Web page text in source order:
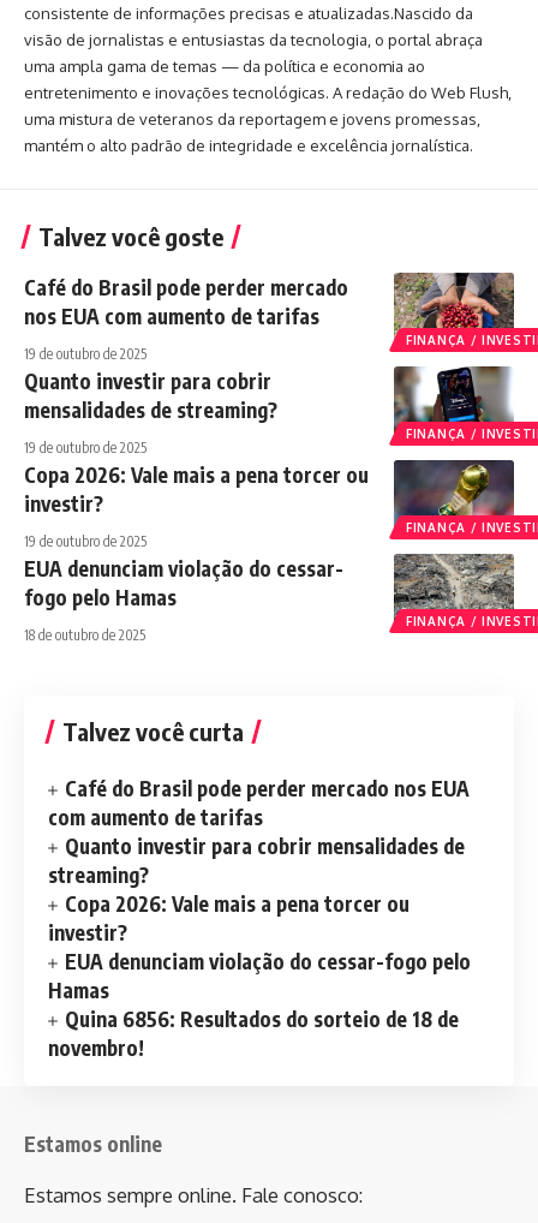
consistente de informações precisas e atualizadas.Nascido da
visão de jornalistas e entusiastas da tecnologia, o portal abraça
uma ampla gama de temas — da política e economia ao
entretenimento e inovações tecnológicas. A redação do Web Flush,
uma mistura de veteranos da reportagem e jovens promessas,
mantém o alto padrão de integridade e excelência jornalística.
Talvez você goste
FINANÇA /
Café do Brasil pode perder mercado
nos EUA com aumento de tarifas
19 de outubro de 2025
FINANÇA /
Quanto investir para cobrir
mensalidades de streaming?
19 de outubro de 2025
FINANÇA /
Copa 2026: Vale mais a pena torcer ou
investir?
19 de outubro de 2025
FINANÇA /
EUA denunciam violação do cessar-
fogo pelo Hamas
18 de outubro de 2025
Talvez você curta
Café do Brasil pode perder mercado nos EUA
com aumento de tarifas
Quanto investir para cobrir mensalidades de
streaming?
Copa 2026: Vale mais a pena torcer ou
investir?
EUA denunciam violação do cessar-fogo pelo
Hamas
Quina 6856: Resultados do sorteio de 18 de
novembro!
Estamos online
Estamos sempre online. Fale conosco: